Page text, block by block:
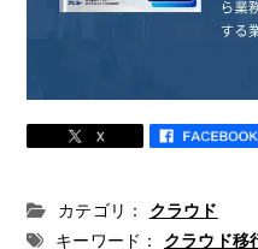
カテゴリ：
クラウド
キーワード：
クラウド移